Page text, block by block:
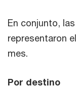
En conjunto,
representaron
mes.
Por destino